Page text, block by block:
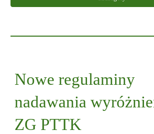
Nowe regulaminy
nadawania
ZG PTTK